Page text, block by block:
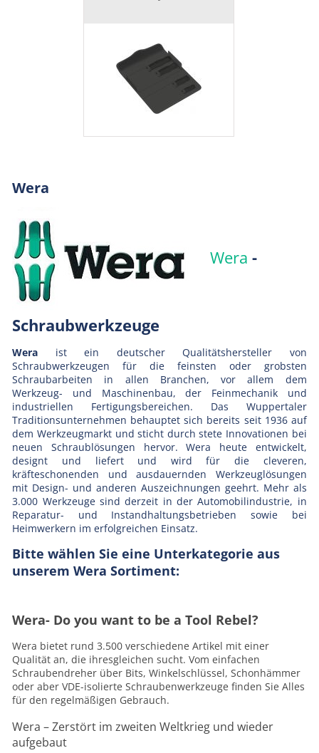
Wera
Wera-
Schraubwerkzeuge
Wera ist ein deutscher Qualitätshersteller von
Schraubwerkzeugen für die feinsten oder grobsten
Schraubarbeiten in allen Branchen, vor allem dem
Werkzeug- und Maschinenbau, der Feinmechanik und
industriellen Fertigungsbereichen. Das Wuppertaler
Traditionsunternehmen behauptet sich bereits seit 1936 auf
dem Werkzeugmarkt und sticht durch stete Innovationen bei
neuen Schraublösungen hervor. Wera heute entwickelt,
designt und liefert und wird für die cleveren,
kräfteschonenden und ausdauernden Werkzeuglösungen
mit Design- und anderen Auszeichnungen geehrt. Mehr als
3.000 Werkzeuge sind derzeit in der Automobilindustrie, in
Reparatur- und Instandhaltungsbetrieben sowie bei
Heimwerkern im erfolgreichen Einsatz.
Bitte wählen Sie eine Unterkategorie aus
unserem Wera Sortiment:
Wera- Do you want to be a Tool Rebel?
Wera bietet rund 3.500 verschiedene Artikel mit einer
Qualität an, die ihresgleichen sucht. Vom einfachen
Schraubendreher über Bits, Winkelschlüssel, Schonhämmer
oder aber VDE-isolierte Schraubenwerkzeuge finden Sie Alles
für den regelmäßigen Gebrauch.
Wera – Zerstört im zweiten Weltkrieg und wieder
aufgebaut